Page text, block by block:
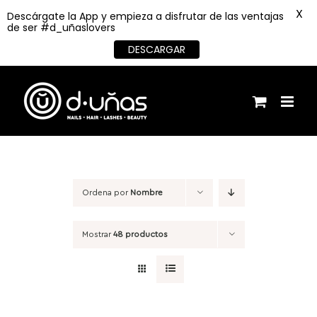
contenido
Ordena por Nombre
Mostrar48 productos
Descárgate la App y empieza a disfrutar de las ventajas
de ser #d_uñaslovers
DESCARGAR
X